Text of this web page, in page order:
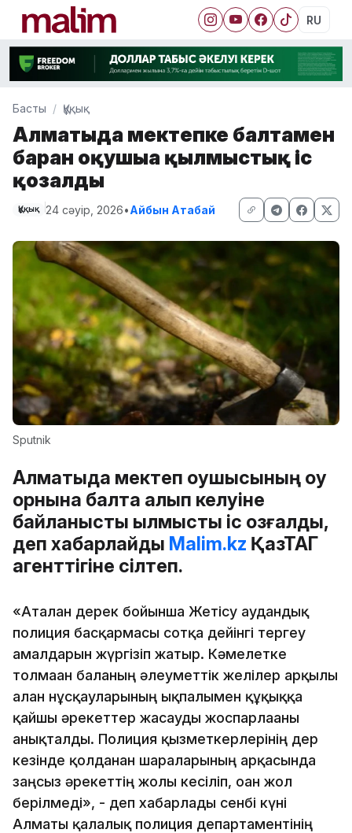
RU
Басты Құқық
Алматыда мектепке балтамен
барған оқушыға қылмыстық іс
қозғалды
Құқық 24 сәуір, 2026•Айбын Атабай
Sputnik
Алматыда мектеп оқушысының оқу
орнына балта алып келуіне
байланысты қылмыстық іс қозғалды,
деп хабарлайды Malim.kz ҚазТАГ
агенттігіне сілтеп.
«Аталған дерек бойынша Жетісу аудандық
полиция басқармасы сотқа дейінгі тергеу
амалдарын жүргізіп жатыр. Кәмелетке
толмаған баланың әлеуметтік желілер арқылы
алған нұсқауларының ықпалымен құқыққа
қайшы әрекеттер жасауды жоспарлағаны
анықталды. Полиция қызметкерлерінің дер
кезінде қолданған шараларының арқасында
заңсыз әрекеттің жолы кесіліп, оған жол
берілмеді», - деп хабарлады сенбі күні
Алматы қалалық полиция департаментінің